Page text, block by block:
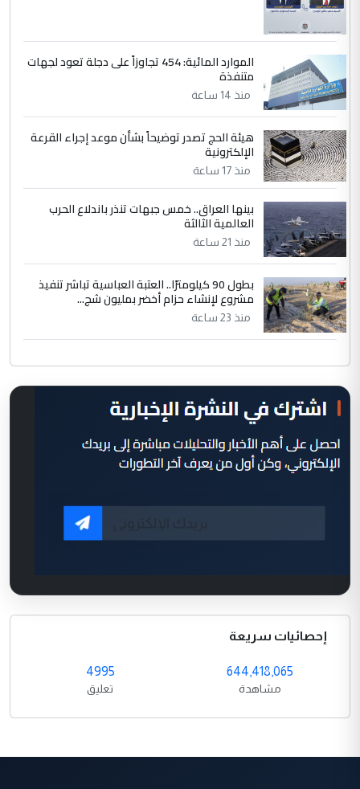
الموارد المائية: 454 تجاوزاً على دجلة تعود لجهات
متنفذة
منذ 14 ساعة
هيئة الحج تصدر توضيحاً بشأن موعد إجراء القرعة
الإلكترونية
منذ 17 ساعة
بينها العراق.. خمس جبهات تنذر باندلاع الحرب
العالمية الثالثة
منذ 21 ساعة
بطول 90 كيلومترًا.. العتبة العباسية تباشر تنفيذ
مشروع لإنشاء حزام أخضر بمليون شج...
منذ 23 ساعة
إحصائيات سريعة
644,418,065
مشاهدة
4995
تعليق